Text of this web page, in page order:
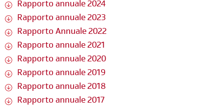
Rapporto annuale 2024
Rapporto annuale 2023
Rapporto Annuale 2022
Rapporto annuale 2021
Rapporto annuale 2020
Rapporto annuale 2019
Rapporto annuale 2018
Rapporto annuale 2017